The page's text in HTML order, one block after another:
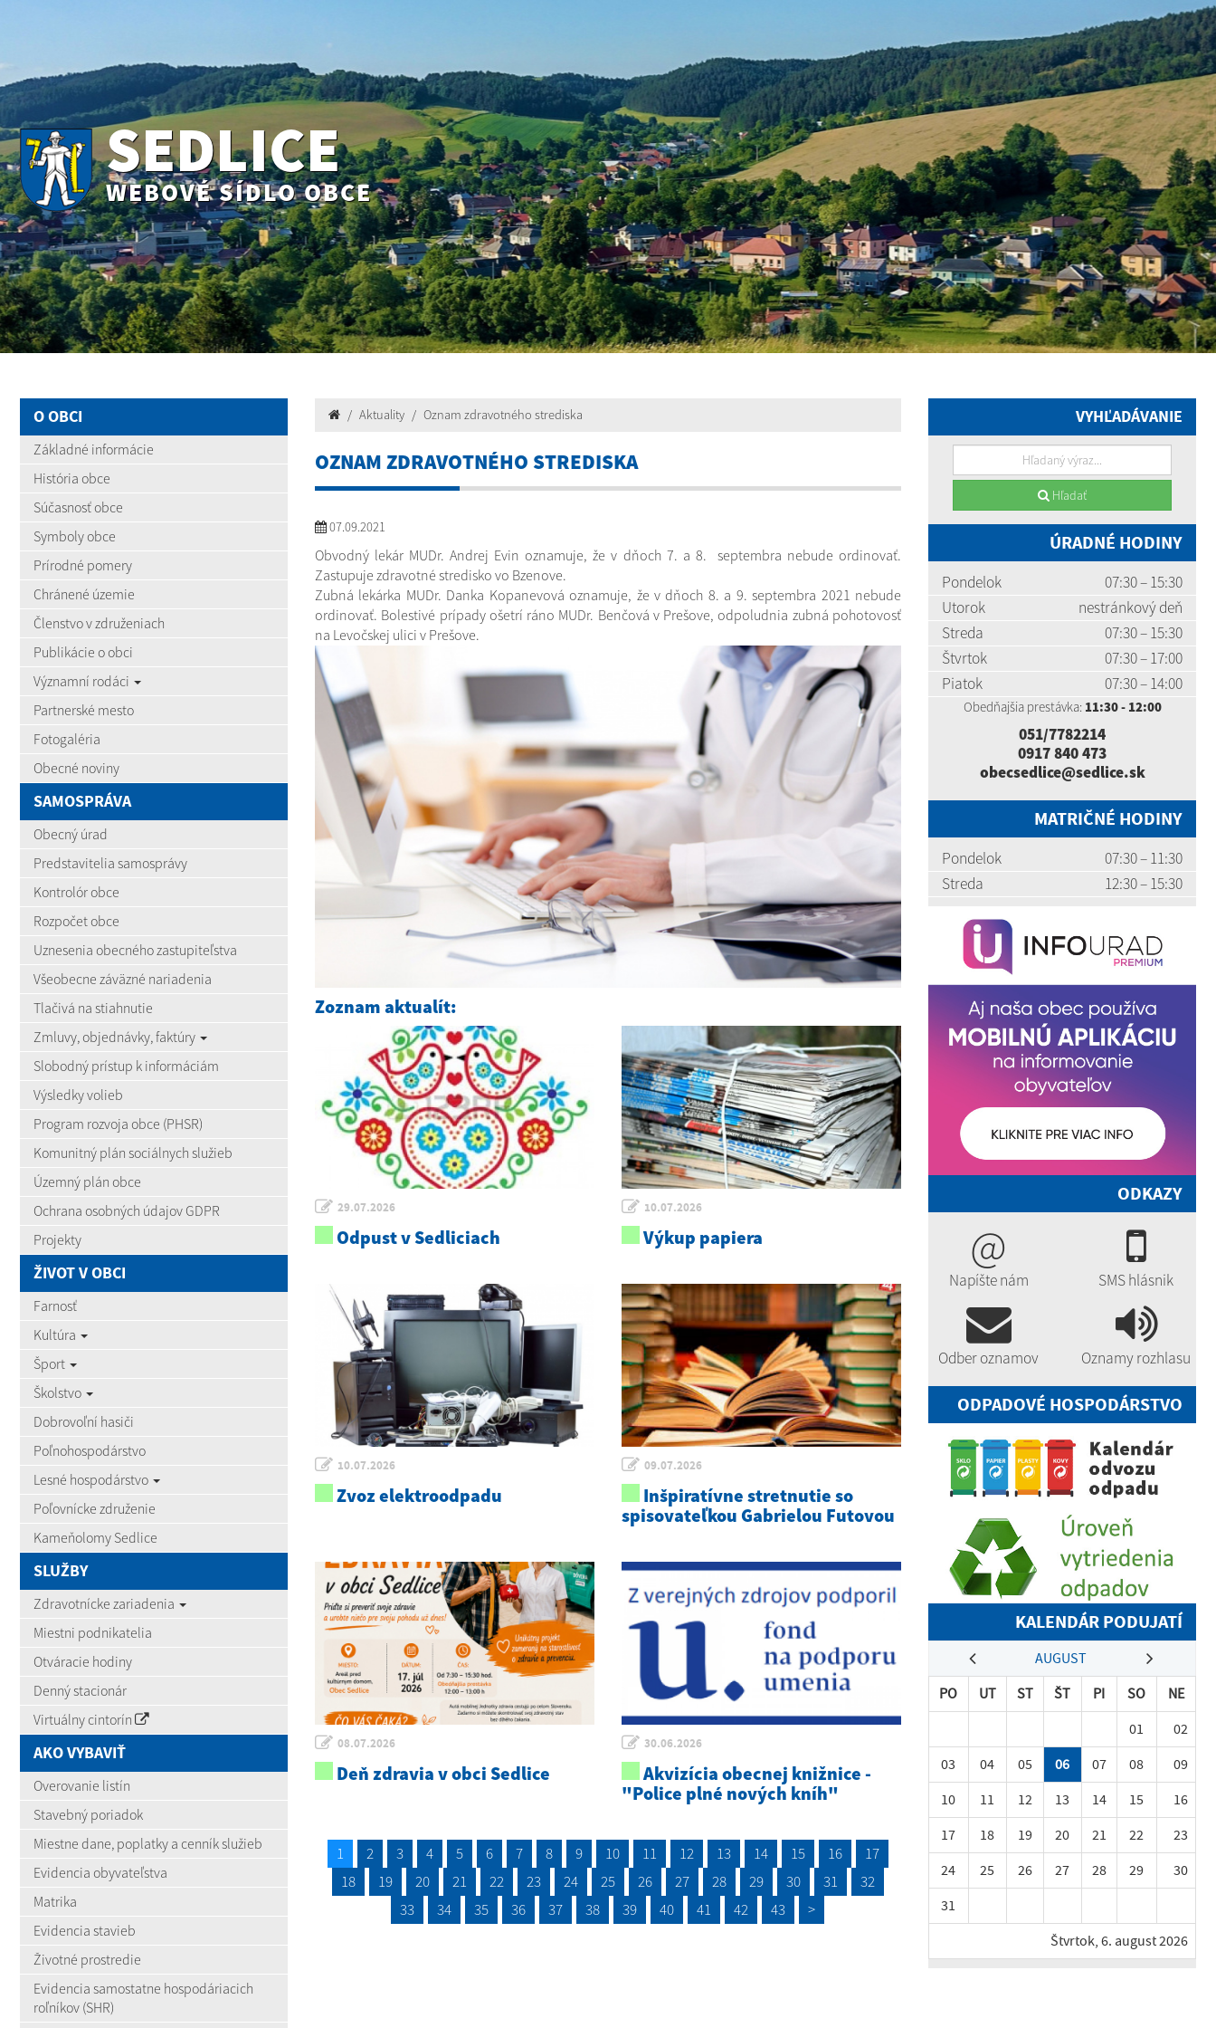
SEDLICE
WEBOVÉ SÍDLO OBCE
O OBCI
Základné informácie
História obce
Súčasnosť obce
Symboly obce
Prírodné pomery
Chránené územie
Členstvo v združeniach
Publikácie o obci
Významní rodáci
Partnerské mesto
Fotogaléria
Obecné noviny
SAMOSPRÁVA
Obecný úrad
Predstavitelia samosprávy
Kontrolór obce
Rozpočet obce
Uznesenia obecného zastupiteľstva
Všeobecne záväzné nariadenia
Tlačivá na stiahnutie
Zmluvy, objednávky, faktúry
Slobodný prístup k informáciám
Výsledky volieb
Program rozvoja obce (PHSR)
Komunitný plán sociálnych služieb
Územný plán obce
Ochrana osobných údajov GDPR
Projekty
ŽIVOT V OBCI
Farnosť
Kultúra
Šport
Školstvo
Dobrovoľní hasiči
Poľnohospodárstvo
Lesné hospodárstvo
Poľovnícke združenie
Kameňolomy Sedlice
SLUŽBY
Zdravotnícke zariadenia
Miestni podnikatelia
Otváracie hodiny
Denný stacionár
Virtuálny cintorín
AKO VYBAVIŤ
Overovanie listín
Stavebný poriadok
Miestne dane, poplatky a cenník služieb
Evidencia obyvateľstva
Matrika
Evidencia stavieb
Životné prostredie
Evidencia samostatne hospodáriacich
roľníkov (SHR)
Aktuality Oznam zdravotného strediska
OZNAM ZDRAVOTNÉHO STREDISKA
07.09.2021
Obvodný lekár MUDr. Andrej Evin oznamuje, že v dňoch 7. a 8. septembra nebude ordinovať.
Zastupuje zdravotné stredisko vo Bzenove.
Zubná lekárka MUDr. Danka Kopanevová oznamuje, že v dňoch 8. a 9. septembra 2021 nebude
ordinovať. Bolestivé prípady ošetrí ráno MUDr. Benčová v Prešove, odpoludnia zubná pohotovosť
na Levočskej ulici v Prešove.
Zoznam aktualít:
29.07.2026
Odpust v Sedliciach
10.07.2026
Výkup papiera
10.07.2026
Zvoz elektroodpadu
09.07.2026
Inšpiratívne stretnutie so
spisovateľkou Gabrielou Futovou
08.07.2026
Deň zdravia v obci Sedlice
30.06.2026
Akvizícia obecnej knižnice -
"Police plné nových kníh"
1 2 3 4 5 6 7 8 9 10 11 12 13 14 15 16
17
18
19 20 21 22 23 24 25 26 27 28 29 30 31
32
33
34 35 36 37 38 39 40 41 42 43 >
VYHĽADÁVANIE
Hľadať
ÚRADNÉ HODINY
Pondelok
07:30 – 15:30
Utorok
nestránkový deň
Streda
07:30 – 15:30
Štvrtok
07:30 – 17:00
Piatok
07:30 – 14:00
Obedňajšia prestávka: 11:30 - 12:00
051/7782214
0917 840 473
obecsedlice@sedlice.sk
MATRIČNÉ HODINY
Pondelok
07:30 – 11:30
Streda
12:30 – 15:30
ODKAZY
@
Napíšte nám SMS hlásnik
Odber oznamov Oznamy rozhlasu
ODPADOVÉ HOSPODÁRSTVO
KALENDÁR PODUJATÍ
AUGUST
PO
UT ST ŠT PI SO
NE
01
02
03
04 05 06 07 08
09
10
11 12 13 14 15
16
17
18 19 20 21 22
23
24
25 26 27 28 29
30
31
Štvrtok, 6. august 2026